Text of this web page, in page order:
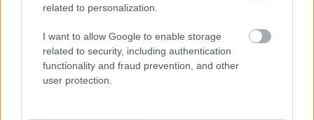
related to personalization.
I want to allow Google to enable storage
related to security, including authentication
functionality and fraud prevention, and other
user protection.